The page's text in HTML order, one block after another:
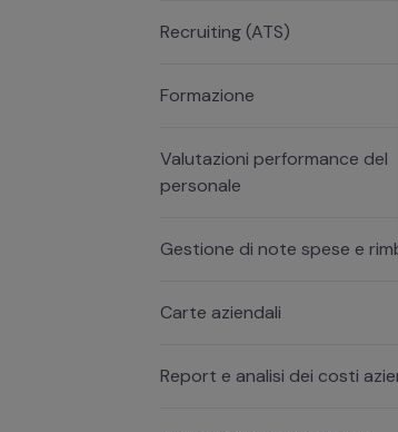
Recruiting (ATS)
Formazione
Valutazioni performance del
personale
Gestione di note spese e
Carte aziendali
Report e analisi dei costi